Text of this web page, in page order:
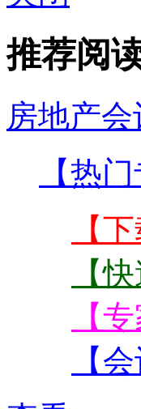
推荐阅
房地产
【热
【
【
【
【